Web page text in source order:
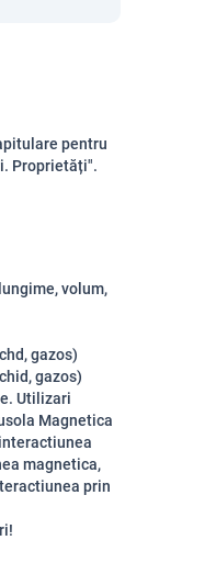
pentru
Proprietăți".
volum,
gazos)
gazos)
Utilizari
Magnetica
magnetica,
prin